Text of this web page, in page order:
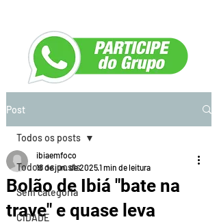
Post
Todos os posts
Sem categoria
CIDADE
Todos os posts
Bolão de Ibiá "bate na
trave" e quase leva
ibiaemfoco
18 de jun. de 20251 min de leitura